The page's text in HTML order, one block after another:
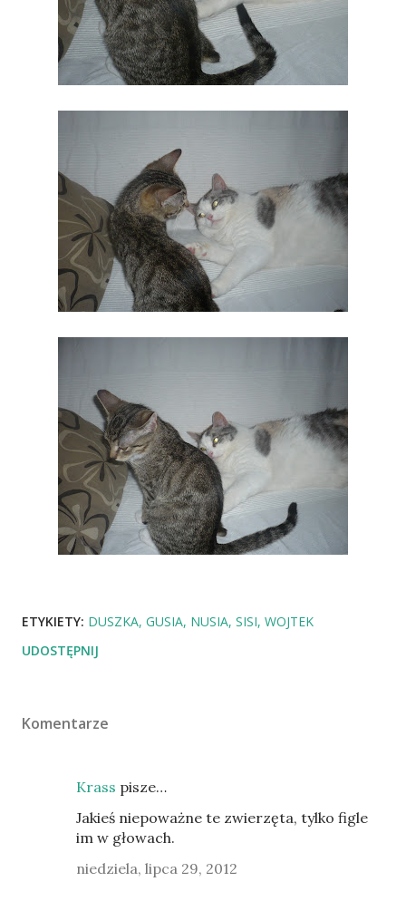
ETYKIETY: DUSZKA GUSIA NUSIA SISI WOJTEK
UDOSTĘPNIJ
Komentarze
Krass pisze…
Jakieś niepoważne te zwierzęta, tylko figle
im w głowach.
niedziela, lipca 29, 2012